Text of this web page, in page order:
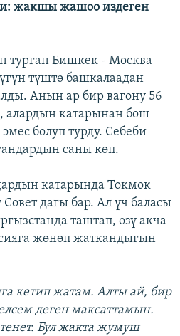
жакшы жашоо издеген
турган Бишкек - Москва
түштө башкалаадан
Анын ар бир вагону 56
алардын катарынан бош
болуп турду. Себеби
саны көп.
катарында Токмок
дагы бар. Ал үч баласы
таштап, өзү акча
жөнөп жаткандыгын
кетип жатам. Алты ай, бир
деген максаттамын.
Бул жакта жумуш